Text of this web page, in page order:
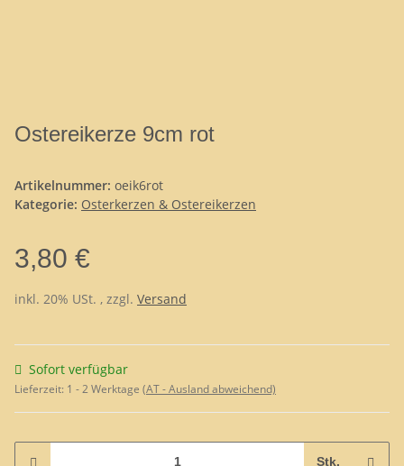
Ostereikerze 9cm rot
Artikelnummer: oeik6rot
Kategorie: Osterkerzen & Ostereikerzen
3,80 €
inkl. 20% USt. , zzgl. Versand
Sofort verfügbar
Lieferzeit: 1 - 2 Werktage (AT - Ausland abweichend)
Stk.